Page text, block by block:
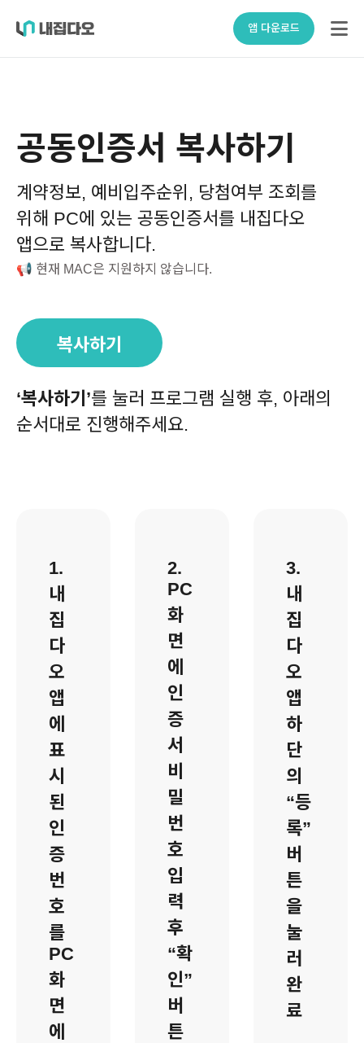
앱 다운로드
공동인증서 복사하기
계약정보, 예비입주순위, 당첨여부 조회를
위해 PC에 있는 공동인증서를 내집다오
앱으로 복사합니다.
📢 현재 MAC은 지원하지 않습니다.
복사하기
‘복사하기’를 눌러 프로그램 실행 후, 아래의
순서대로 진행해주세요.
1.
내
집
다
오
앱
에
표
시
된
인
증
번
호
를
PC
화
면
에
2.
PC
화
면
에
인
증
서
비
밀
번
호
입
력
후
“확
인”
버
튼
3.
내
집
다
오
앱
하
단
의
“등
록”
버
튼
을
눌
러
완
료